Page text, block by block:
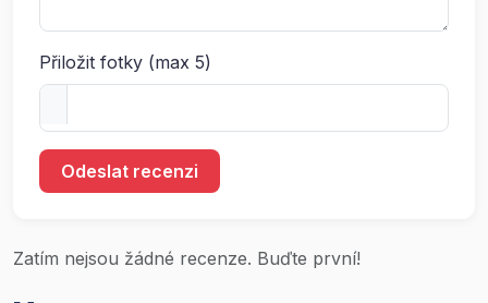
Přiložit fotky (max 5)
Odeslat recenzi
Zatím nejsou žádné recenze. Buďte první!